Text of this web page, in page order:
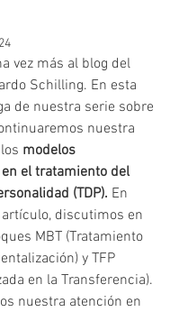
vez más al blog del
Schilling. En esta
de nuestra serie sobre
nuestra
modelos
el tratamiento del
(TDP). En
discutimos en
MBT (Tratamiento
y TFP
en la Transferencia).
nuestra atención en